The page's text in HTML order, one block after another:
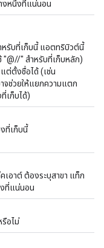
งหนึ่งที่แน่นอน
หรับที่เก็บนี้ แอตทริบิวต์นี้
" สำหรับที่เก็บหลัก)
ต่ตั้งชื่อได้ (เช่น
จช่วยให้แยกความแตก
เก็บได้)
ที่เก็บนี้
เอาต์ ต้องระบุสาขา แท็ก
ที่แน่นอน
รือไม่